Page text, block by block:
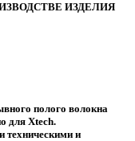
ИЗДЕЛИЯ
полого волокна
для Xtech.
техническими и